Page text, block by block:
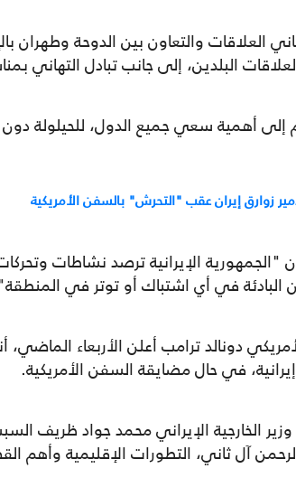
العلاقات والتعاون بين الدوحة وطهران
البلدين، إلى جانب تبادل التهاني
إلى أهمية سعي جميع الدول، للحيلولة
زوارق إيران عقب "التحرش" بالسفن الأمريكية
الإيرانية ترصد نشاطات
البادئة في أي اشتباك أو توتر في
دونالد ترامب أعلن الأربعاء الماضي،
في حال مضايقة السفن الأمريكية.
الخارجية الإيراني محمد جواد ظريف
آل ثاني، التطورات الإقليمية وأهم